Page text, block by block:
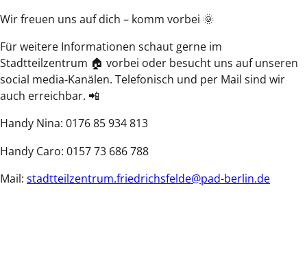
Wir freuen uns auf dich – komm vorbei 🌞
Für weitere Informationen schaut gerne im
Stadtteilzentrum 🏠 vorbei oder besucht uns auf unseren
social media-Kanälen. Telefonisch und per Mail sind wir
auch erreichbar. 📲
Handy Nina: 0176 85 934 813
Handy Caro: 0157 73 686 788
Mail: stadtteilzentrum.friedrichsfelde@pad-berlin.de